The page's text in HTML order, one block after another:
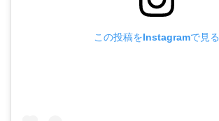
この投稿をInstagramで見る